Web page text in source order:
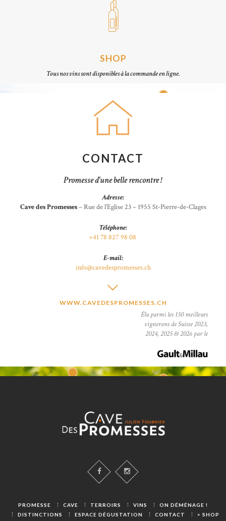
SHOP
Tous nos vins sont disponibles à la commande en ligne.
CONTACT
Promesse d'une belle rencontre !
Adresse:
Cave des Promesses– Rue de l’Eglise 23 – 1955 St-Pierre-de-Clages
Téléphone:
+41 78 827 98 08
E-mail:
info@cavedespromesses.ch
WWW.CAVEDESPROMESSES.CH
Élu parmi les 150 meilleurs
vignerons de Suisse 2023,
2024, 2025 & 2026 par le
PROMESSE CAVE TERROIRS VINS
ON DÉMÉNAGE !
DISTINCTIONS
ESPACE DÉGUSTATION CONTACT > SHOP